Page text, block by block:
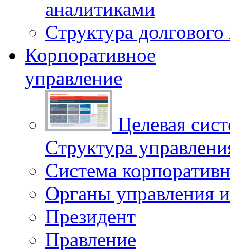
аналитиками
Структура
Корпоративное
управление
Целевая
Структура
Система
Органы управления
Президент
Правление